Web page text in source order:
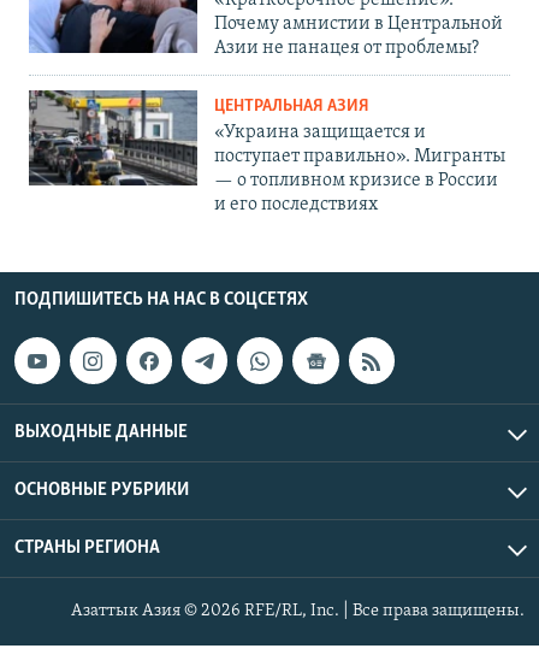
Почему амнистии в Центральной
Азии не панацея от проблемы?
ЦЕНТРАЛЬНАЯ АЗИЯ
«Украина защищается и
поступает правильно». Мигранты
— о топливном кризисе в России
и его последствиях
ПОДПИШИТЕСЬ НА НАС В СОЦСЕТЯХ
ВЫХОДНЫЕ ДАННЫЕ
ОСНОВНЫЕ РУБРИКИ
СТРАНЫ РЕГИОНА
Азаттык Азия © 2026 RFE/RL, Inc. | Все права защищены.